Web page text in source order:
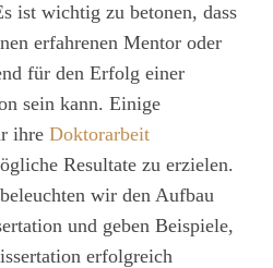
ist wichtig zu betonen, dass
erfahrenen Mentor oder
für den Erfolg einer
sein kann. Einige
ihre Doktorarbeit
Resultate zu erzielen.
wir den Aufbau
und geben Beispiele,
erfolgreich